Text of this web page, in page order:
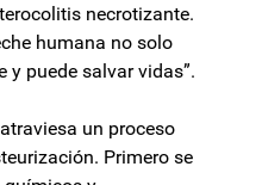
necrotizante.
humana no solo
y puede salvar vidas”.
un proceso
Primero se